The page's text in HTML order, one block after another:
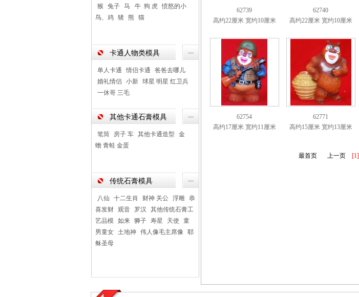
猴 兔子 马 牛 狗 虎
愤怒的小
鸟、鸡
猪 熊 猫
卡通人物类模具
单人卡通 情侣卡通
爸爸去哪儿
婚礼情侣
小新
球星 明星 红卫兵
一休哥 三毛
其他卡通石膏模具
笔筒 房子 车 其他卡通造型
金
蟾 青蛙 金蛋
传统石膏模具
八仙 十二生肖 财神 关公 浮雕
恭
喜发财
观音 罗汉
其他传统石膏工
艺品模
如来 狮子 寿星 天使
童
男童女
土地神 伟人像毛主席像
耶
稣圣母
62739
高约22厘米 宽约10厘米
62740
高约22厘米 宽约10厘米
62754
高约17厘米 宽约11厘米
62771
高约15厘米 宽约13厘米
最首页 上一页 [1]